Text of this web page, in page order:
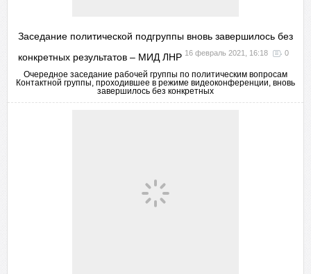
Заседание политической подгруппы вновь завершилось без
конкретных результатов – МИД ЛНР 16 февраль 2021, 16:18 0
Очередное заседание рабочей группы по политическим вопросам
Контактной группы, проходившее в режиме видеоконференции, вновь
завершилось без конкретных